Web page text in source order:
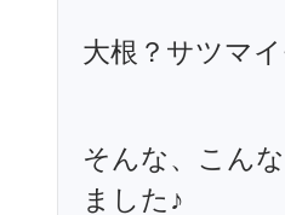
大根？サツマ
そんな、こん
ました♪